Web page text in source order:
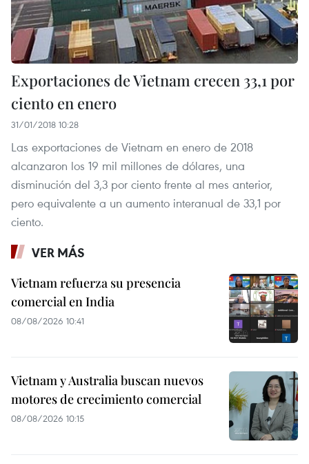
Exportaciones de Vietnam crecen 33,1 por
ciento en enero
31/01/2018 10:28
Las exportaciones de Vietnam en enero de 2018
alcanzaron los 19 mil millones de dólares, una
disminución del 3,3 por ciento frente al mes anterior,
pero equivalente a un aumento interanual de 33,1 por
ciento.
VER MÁS
Vietnam refuerza su presencia
comercial en India
08/08/2026 10:41
Vietnam y Australia buscan nuevos
motores de crecimiento comercial
08/08/2026 10:15